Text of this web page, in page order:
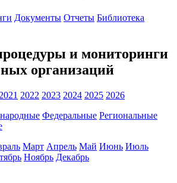
Документы Отчеты Библиотека
и мониторинги
организаций
2021 2022 2023 2024 2025 2026
Федеральные Региональные
Март Апрель Май Июнь Июль
Ноябрь Декабрь